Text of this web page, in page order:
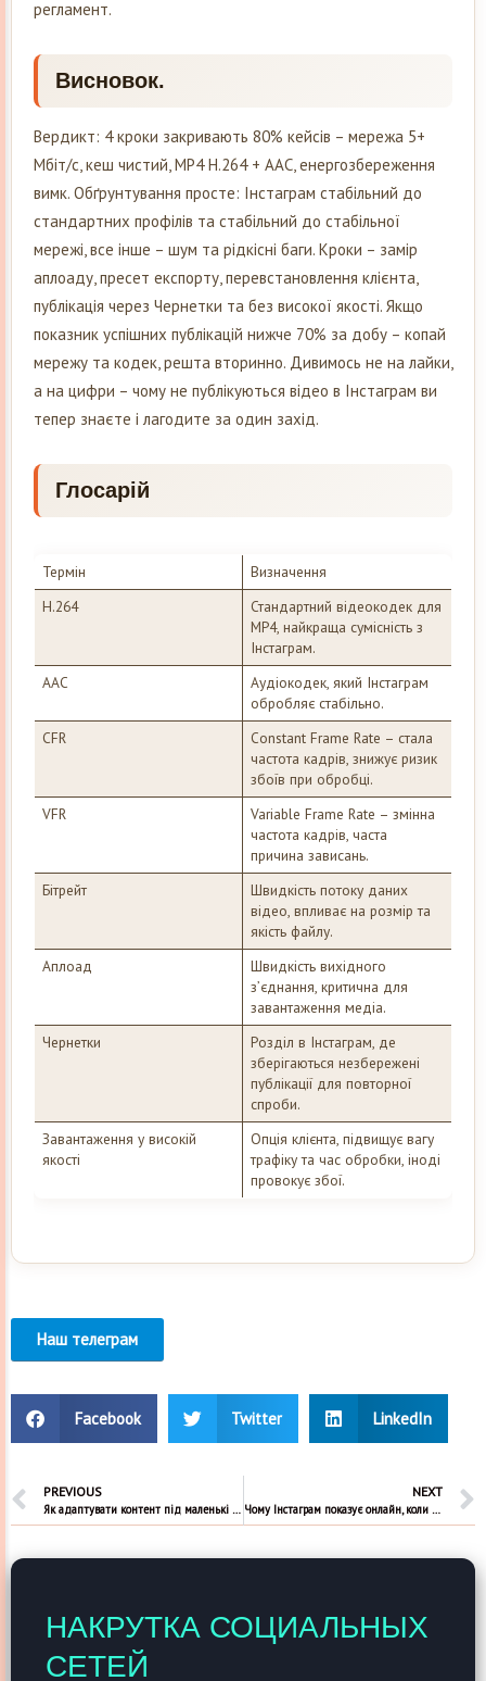
регламент.
Висновок.
Вердикт: 4 кроки закривають 80% кейсів – мережа 5+
Мбіт/с, кеш чистий, MP4 H.264 + AAC, енергозбереження
вимк. Обґрунтування просте: Інстаграм стабільний до
стандартних профілів та стабільний до стабільної
мережі, все інше – шум та рідкісні баги. Кроки – замір
аплоаду, пресет експорту, перевстановлення клієнта,
публікація через Чернетки та без високої якості. Якщо
показник успішних публікацій нижче 70% за добу – копай
мережу та кодек, решта вторинно. Дивимось не на лайки,
а на цифри – чому не публікуються відео в Інстаграм ви
тепер знаєте і лагодите за один захід.
Глосарій
Термін
Визначення
H.264
Стандартний відеокодек для
MP4, найкраща сумісність з
Інстаграм.
AAC
Аудіокодек, який Інстаграм
обробляє стабільно.
CFR
Constant Frame Rate – стала
частота кадрів, знижує ризик
збоїв при обробці.
VFR
Variable Frame Rate – змінна
частота кадрів, часта
причина зависань.
Бітрейт
Швидкість потоку даних
відео, впливає на розмір та
якість файлу.
Аплоад
Швидкість вихідного
з’єднання, критична для
завантаження медіа.
Чернетки
Розділ в Інстаграм, де
зберігаються незбережені
публікації для повторної
спроби.
Завантаження у високій
якості
Опція клієнта, підвищує вагу
трафіку та час обробки, іноді
провокує збої.
Наш телеграм
Facebook Twitter LinkedIn
PREVIOUS
Як адаптувати контент під маленькі екрани телеграм
NEXT
Чому Інстаграм показує онлайн, коли ви ним не користуєтесь?
НАКРУТКА СОЦИАЛЬНЫХ
СЕТЕЙ